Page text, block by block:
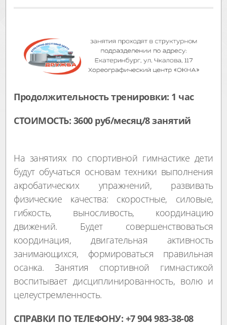
Продолжительность тренировки: 1 час
СТОИМОСТЬ: 3600 руб/месяц/8 занятий
На занятиях по спортивной гимнастике дети
будут обучаться основам техники выполнения
акробатических упражнений, развивать
физические качества: скоростные, силовые,
гибкость, выносливость, координацию
движений. Будет совершенствоваться
координация, двигательная активность
занимающихся, формироваться правильная
осанка. Занятия спортивной гимнастикой
воспитывает дисциплинированность, волю и
целеустремленность.
СПРАВКИ ПО ТЕЛЕФОНУ: +7 904 983-38-08